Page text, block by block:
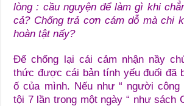
lòng : cầu nguyện để làm gì khi
cả? Chống trả cơn cám dỗ mà chi
hoàn tật nấy?
Để chống lại cái cảm nhận nầy
thức được cái bản tính yếu đuối đã
ố của mình. Nếu như “ người công
tội 7 lần trong một ngày “ như sách